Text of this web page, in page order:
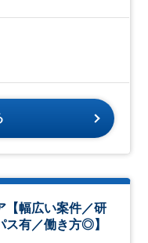
【幅広い案件／研
ス有／働き方◎】